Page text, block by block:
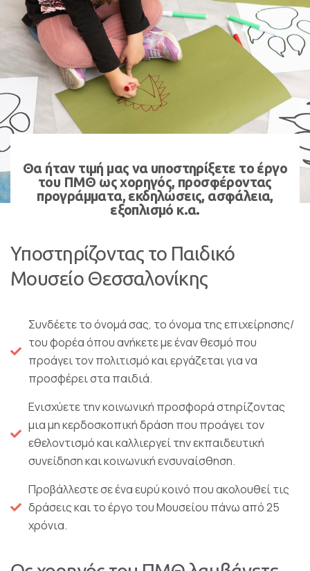
Θα ήταν τιμή μας να υποστηρίξετε το έργο
του ΠΜΘ ως χορηγός, προσφέροντας
προγράμματα, εκδηλώσεις, ασφάλεια,
εξοπλισμό κ.α.
Υποστηρίζοντας το Παιδικό
Μουσείο Θεσσαλονίκης
Συνδέετε το όνομά σας, το όνομα της επιχείρησης/
του φορέα όπου ανήκετε με έναν θεσμό που
προάγει τον πολιτισμό και εργάζεται για να
προσφέρει στα παιδιά.
Ενισχύετε την κοινωνική προσφορά στηρίζοντας
μια μη κερδοσκοπική δράση που προάγει τον
εθελοντισμό και καλλιεργεί την εκπαιδευτική
συνείδηση και κοινωνική ενσυναίσθηση.
Προβάλλεστε σε ένα ευρύ κοινό που ακολουθεί τις
δράσεις και το έργο του Μουσείου πάνω από 25
χρόνια.